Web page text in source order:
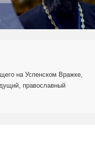
на Успенском Вражке,
православный